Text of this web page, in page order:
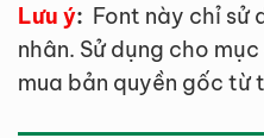
Lưu ý: Font này chỉ sử
nhân. Sử dụng cho
mua bản quyền gốc từ